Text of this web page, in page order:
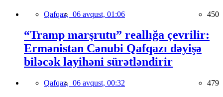
Qafqaz, 06 avqust, 01:06 450
“Tramp marşrutu” reallığa çevrilir:
Ermənistan Cənubi Qafqazı dəyişə
biləcək layihəni sürətləndirir
Qafqaz, 06 avqust, 00:32 479